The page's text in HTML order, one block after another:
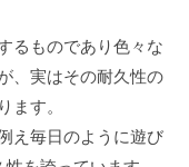
るものであり⾊々な
、実はその耐久性の
ます。
え毎⽇のように遊び